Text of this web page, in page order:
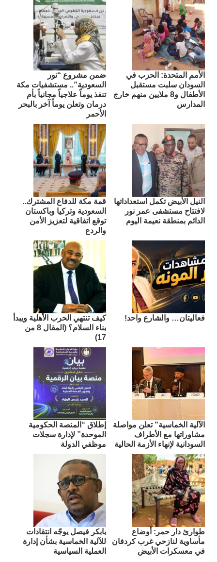
الأمم المتحدة: الحرب في
السودان سلبت مستقبل
الأطفال و8 ملايين منهم خارج
المدارس
ضمن مشروع “نور
السعودية”.. مستشفيات مكة
تنفذ يوماً علاجياً مجانياً بأم
درمان وتعلن يوماً آخر بالبحر
الأحمر
النيل الأبيض تكمل استعداداتها
لافتتاح مستشفى عمر نور
الدائم بمنطقة نعيمة اليوم
قمة مكة للدفاع المشترك..
السعودية وتركيا وباكستان
توقع اتفاقية لتعزيز الأمن
والردع
فعاليتان… والشارع واحد!
كيف تنتهي الحرب الأهلية ويبدأ
بناء السلام؟ (المقال 8 من
17)
الآلية الخماسية” تعلن مواصلة
مشاوراتها مع الأطراف
السودانية لإنهاء الأزمة الحالية
إطلاق “المنصة الحكومية
الموحدة” لإدارة سجلات
موظفي الدولة
طوارئ دار حمر: أوضاع
مأساوية لنازحي غرب كردفان
في معسكرات الأبيض
بابكر فيصل يوجّه انتقادات
للآلية الخماسية بشأن إدارة
العملية السياسية